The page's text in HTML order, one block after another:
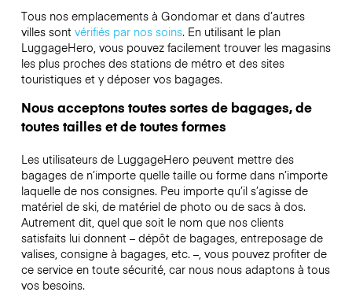
Tous nos emplacements à Gondomar et dans d’autres
villes sont vérifiés par nos soins. En utilisant le plan
LuggageHero, vous pouvez facilement trouver les magasins
les plus proches des stations de métro et des sites
touristiques et y déposer vos bagages.
Nous acceptons toutes sortes de bagages, de
toutes tailles et de toutes formes
Les utilisateurs de LuggageHero peuvent mettre des
bagages de n’importe quelle taille ou forme dans n’importe
laquelle de nos consignes. Peu importe qu’il s’agisse de
matériel de ski, de matériel de photo ou de sacs à dos.
Autrement dit, quel que soit le nom que nos clients
satisfaits lui donnent – dépôt de bagages, entreposage de
valises, consigne à bagages, etc. –, vous pouvez profiter de
ce service en toute sécurité, car nous nous adaptons à tous
vos besoins.